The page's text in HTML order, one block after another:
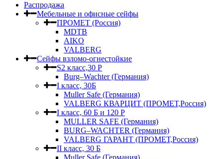
Распродажа
Мебельные и офисные сейфы
ПРОМЕТ (Россия)
MDTB
AIKO
VALBERG
Сейфы взломо-огнестойкие
S2 класс,30 Р
Burg–Wachter (Германия)
I класс, 30Б
Muller Safe (Германия)
VALBERG КВАРЦИТ (ПРОМЕТ,Россия)
I класс, 60 Б и 120 Р
MULLER SAFE (Германия)
BURG–WACHTER (Германия)
VALBERG ГАРАНТ (ПРОМЕТ,Россия)
II класс, 30 Б
Muller Safe (Германия)